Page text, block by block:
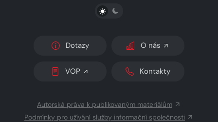
PŘEPNOUT SVĚTLÝ/TMAVÝ REŽIM
Dotazy O nás
VOP Kontakty
Autorská práva k publikovaným materiálům
Podmínky pro užívání služby informační společnosti